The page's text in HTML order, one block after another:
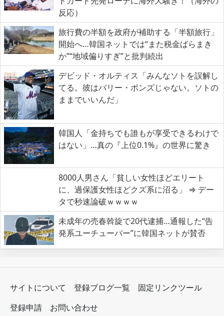
反応）
旅行費の半額を政府が補助する「半額旅行」
開始へ…韓国ネットでは“また税金ばらまき
か”“地域偏りすぎ”と批判続出
デビッド・オルティス「みんなソトを誤解し
てる。彼はバリー・ボンズじゃない。ソトの
ままでいいんだ」
韓国人「金持ちでも誰もが享受できるわけで
はない」…真の『上位0.1%』の世界に驚き
8000人男さん「貧しい女性ほどエリート
に、過保護女性ほどクズ系に沼る」 ⇒ デー
タで秒速論破ｗｗｗｗ
未成年の売春斡旋で20代逮捕…通報した“告
発系ユーチューバー”に韓国ネットが賛否
サイトについて 登録ブログ一覧
固定リンクツール
登録申請
お問い合わせ